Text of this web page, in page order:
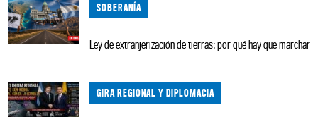
SOBERANÍA
Ley de extranjerización de tierras: por qué hay que marchar
GIRA REGIONAL Y DIPLOMACIA